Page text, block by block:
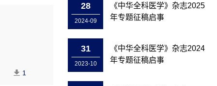
1
28
2024-09
《中华全科医学》杂志2025
年专题征稿启事
31
2023-10
《中华全科医学》杂志2024
年专题征稿启事